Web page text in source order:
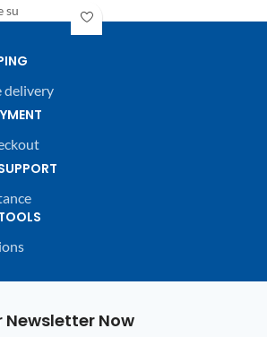
su
Procedura completamente
automatizzata con un click,
delivery
Newsletter Now